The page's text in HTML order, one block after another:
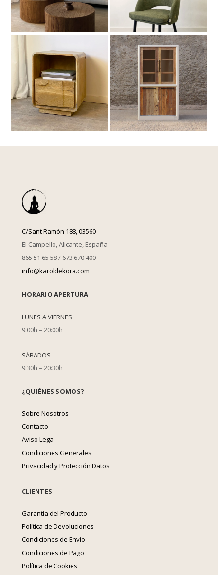
C/Sant Ramón 188, 03560
El Campello, Alicante, España
865 51 65 58 / 673 670 400
info@karoldekora.com
HORARIO APERTURA
LUNES A VIERNES
9:00h – 20:00h
SÁBADOS
9:30h – 20:30h
¿QUIÉNES SOMOS?
Sobre Nosotros
Contacto
Aviso Legal
Condiciones Generales
Privacidad y Protección Datos
CLIENTES
Garantía del Producto
Política de Devoluciones
Condiciones de Envío
Condiciones de Pago
Política de Cookies